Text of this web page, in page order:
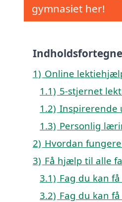
gymnasiet her!
1) Online
1.1) 5-stjernet
1.2) Inspirerende
1.3) Personlig
2) Hvordan
3) Få hjælp til alle
3.1) Fag du kan
3.2) Fag du kan